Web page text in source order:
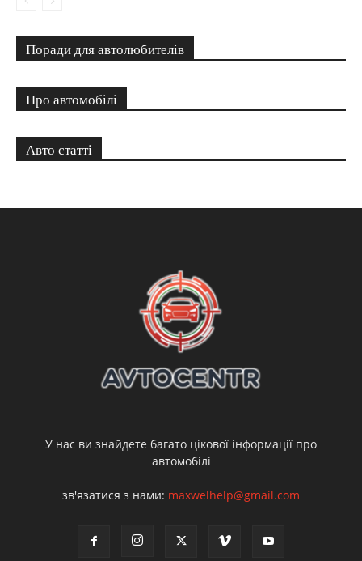
Поради для автолюбителів
Про автомобілі
Авто статті
У нас ви знайдете багато цікової інформації про
автомобілі
зв'язатися з нами: maxwelhelp@gmail.com